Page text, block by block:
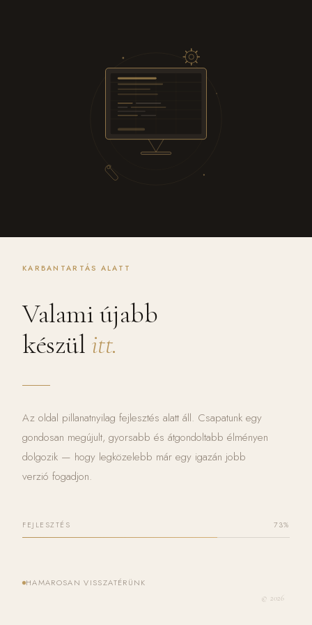
KARBANTARTÁS ALATT
Valami újabb
készül itt.
Az oldal pillanatnyilag fejlesztés alatt áll. Csapatunk egy
gondosan megújult, gyorsabb és átgondoltabb élményen
dolgozik — hogy legközelebb már egy igazán jobb
verzió fogadjon.
FEJLESZTÉS 73%
HAMAROSAN VISSZATÉRÜNK
© 2026